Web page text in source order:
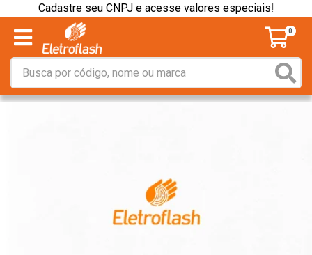
Cadastre seu CNPJ e acesse valores especiais!
0